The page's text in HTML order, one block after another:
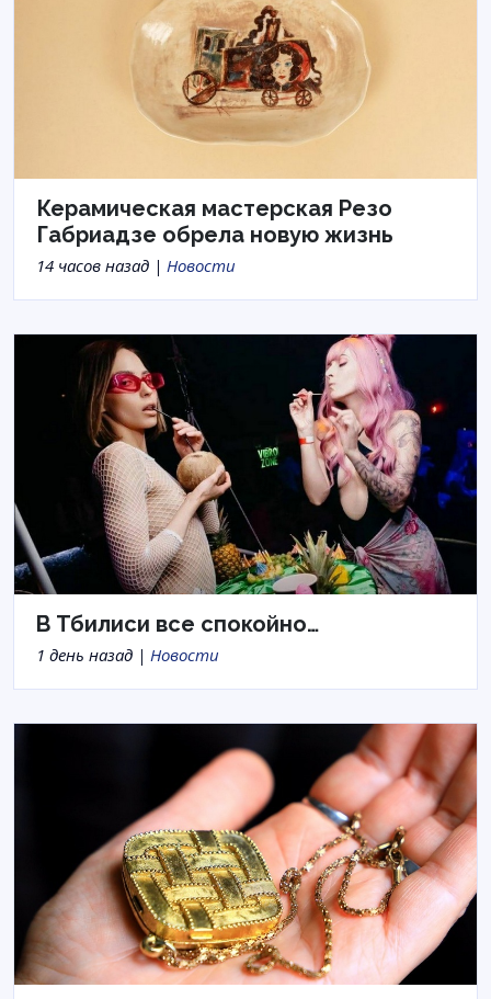
Керамическая мастерская Резо
Габриадзе обрела новую жизнь
14 часов назад | Новости
В Тбилиси все спокойно…
1 день назад | Новости